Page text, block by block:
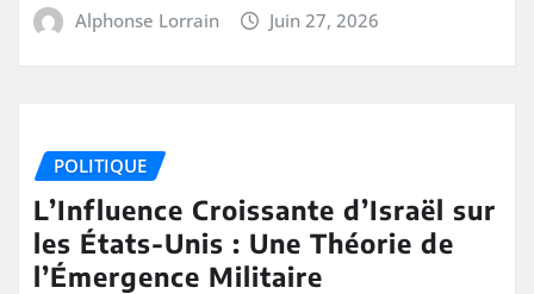
Alphonse Lorrain Juin 27, 2026
POLITIQUE
L’Influence Croissante d’Israël sur
les États-Unis : Une Théorie de
l’Émergence Militaire